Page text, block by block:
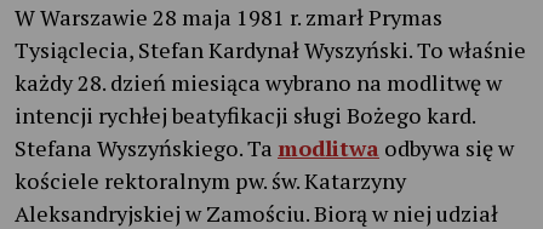
W Warszawie 28 maja 1981 r. zmarł Prymas
Tysiąclecia, Stefan Kardynał Wyszyński. To właśnie
każdy 28. dzień miesiąca wybrano na modlitwę w
intencji rychłej beatyfikacji sługi Bożego kard.
Stefana Wyszyńskiego. Ta modlitwa odbywa się w
kościele rektoralnym pw. św. Katarzyny
Aleksandryjskiej w Zamościu. Biorą w niej udział